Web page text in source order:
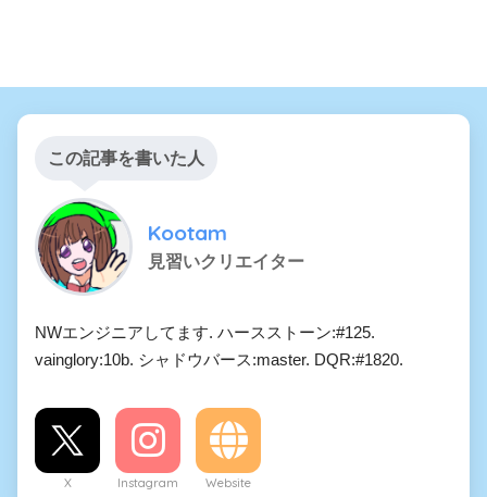
この記事を書いた人
Kootam
見習いクリエイター
NWエンジニアしてます. ハースストーン:#125.
vainglory:10b. シャドウバース:master. DQR:#1820.
X Instagram Website